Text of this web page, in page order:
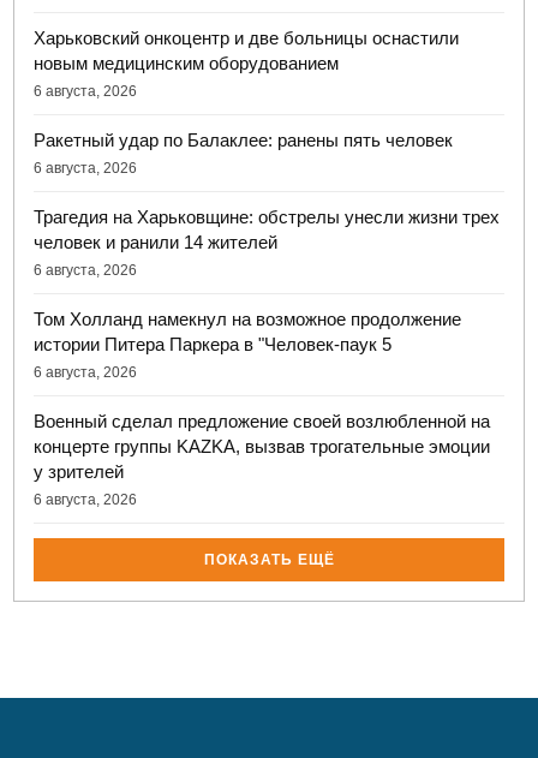
Харьковский онкоцентр и две больницы оснастили
новым медицинским оборудованием
6 августа, 2026
Ракетный удар по Балаклее: ранены пять человек
6 августа, 2026
Трагедия на Харьковщине: обстрелы унесли жизни трех
человек и ранили 14 жителей
6 августа, 2026
Том Холланд намекнул на возможное продолжение
истории Питера Паркера в "Человек-паук 5
6 августа, 2026
Военный сделал предложение своей возлюбленной на
концерте группы KAZKA, вызвав трогательные эмоции
у зрителей
6 августа, 2026
ПОКАЗАТЬ ЕЩЁ